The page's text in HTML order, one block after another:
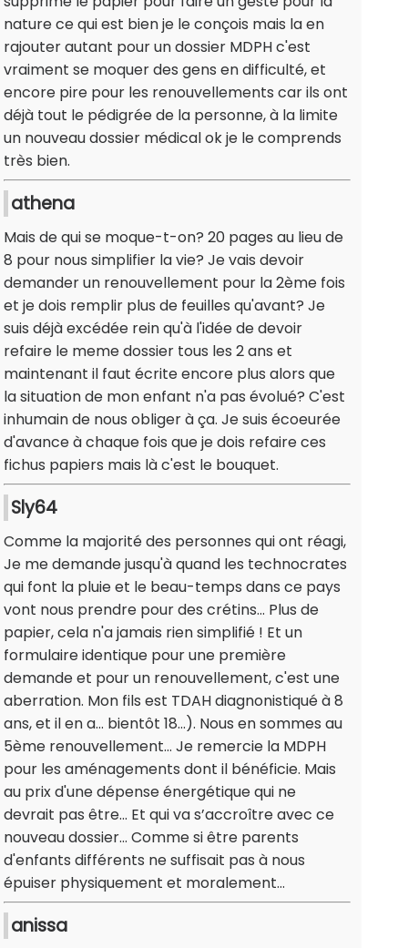
nature ce qui est bien je le conçois mais la en
rajouter autant pour un dossier MDPH c'est
vraiment se moquer des gens en difficulté, et
encore pire pour les renouvellements car ils ont
déjà tout le pédigrée de la personne, à la limite
un nouveau dossier médical ok je le comprends
très bien.
athena
Mais de qui se moque-t-on? 20 pages au lieu de
8 pour nous simplifier la vie? Je vais devoir
demander un renouvellement pour la 2ème fois
et je dois remplir plus de feuilles qu'avant? Je
suis déjà excédée rein qu'à l'idée de devoir
refaire le meme dossier tous les 2 ans et
maintenant il faut écrite encore plus alors que
la situation de mon enfant n'a pas évolué? C'est
inhumain de nous obliger à ça. Je suis écoeurée
d'avance à chaque fois que je dois refaire ces
fichus papiers mais là c'est le bouquet.
Sly64
Comme la majorité des personnes qui ont réagi,
Je me demande jusqu'à quand les technocrates
qui font la pluie et le beau-temps dans ce pays
vont nous prendre pour des crétins... Plus de
papier, cela n'a jamais rien simplifié ! Et un
formulaire identique pour une première
demande et pour un renouvellement, c'est une
aberration. Mon fils est TDAH diagnonistiqué à 8
ans, et il en a... bientôt 18...). Nous en sommes au
5ème renouvellement... Je remercie la MDPH
pour les aménagements dont il bénéficie. Mais
au prix d'une dépense énergétique qui ne
devrait pas être... Et qui va s’accroître avec ce
nouveau dossier... Comme si être parents
d'enfants différents ne suffisait pas à nous
épuiser physiquement et moralement...
anissa